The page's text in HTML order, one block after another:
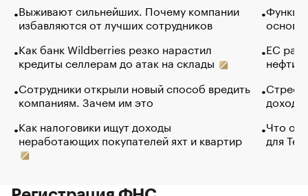
Выживают сильнейших. Почему компании
избавляются от лучших сотрудников
Как банк Wildberries резко нарастил
кредиты селлерам до атак на склады
Сотрудники открыли новый способ вредить
компаниям. Зачем им это
Как налоговики ищут доходы
неработающих покупателей яхт и квартир
основ
ЕС
нефти
Что
для